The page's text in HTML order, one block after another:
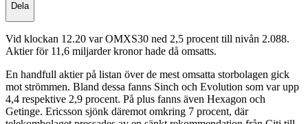
Dela
Vid klockan 12.20 var OMXS30 ned 2,5 procent till nivån 2.088.
Aktier för 11,6 miljarder kronor hade då omsatts.
En handfull aktier på listan över de mest omsatta storbolagen gick
mot strömmen. Bland dessa fanns Sinch och Evolution som var upp
4,4 respektive 2,9 procent. På plus fanns även Hexagon och
Getinge. Ericsson sjönk däremot omkring 7 procent, där